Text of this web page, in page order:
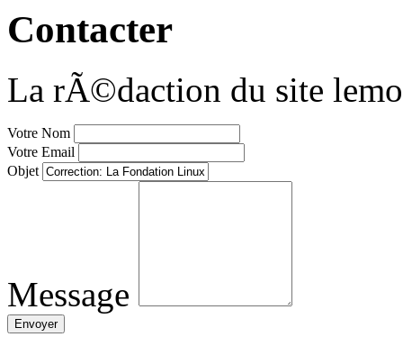
Contacter
La rÃ©daction du site
Votre Nom
Votre Email
Objet
Message